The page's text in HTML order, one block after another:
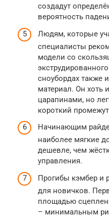
создадут
вероятность
Людям, которые
специалисты
модели со
сноубордах также
материал. Он хоть
царапинами, но
короткий
Начинающим
наиболее мягкие
дешевле, чем
управления.
Прогибы кэмбер и
для новичков.
площадью
– минимальным